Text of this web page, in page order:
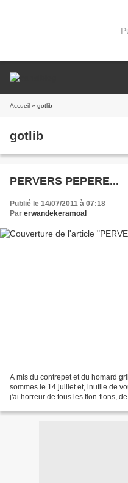
Accueil » gotlib
gotlib
PERVERS PEPERE...
Publié le 14/07/2011 à 07:18
Par erwandekeramoal
A mis du contrepet et du homard
sommes le 14 juillet et, inutile de
j'ai horreur de tous les flon-flons,